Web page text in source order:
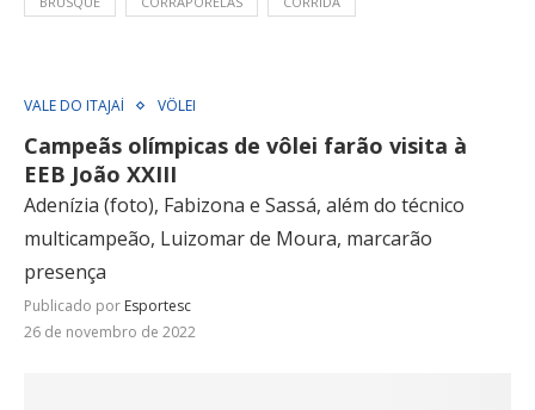
VALE DO ITAJAÍ VÔLEI
Campeãs olímpicas de vôlei farão visita à
EEB João XXIII
Adenízia (foto), Fabizona e Sassá, além do técnico
multicampeão, Luizomar de Moura, marcarão
presença
Publicado por Esportesc
26 de novembro de 2022